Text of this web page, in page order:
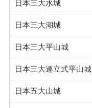
日本三大水城
日本三大湖城
日本三大平山城
日本三大連立式平山城
日本五大山城